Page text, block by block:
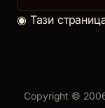
◉ Тази
Copyright ©